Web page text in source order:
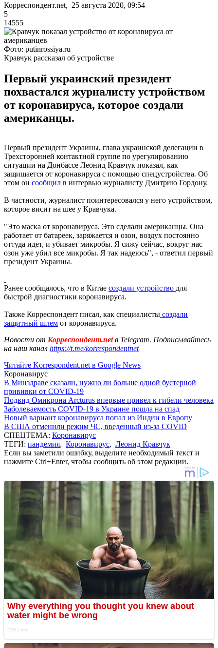
Корреспондент.net, 25 августа 2020, 09:54
5
14555
Фото: putinrossiya.ru
Кравчук рассказал об устройстве
Первый украинский президент
похвастался журналисту устройством
от коронавируса, которое создали
американцы.
Первый президент Украины, глава украинской делегации в
Трехсторонней контактной группе по урегулированию
ситуации на Донбассе Леонид Кравчук показал, как
защищается от коронавируса с помощью спецустройства. Об
этом он сообщил в интервью журналисту Дмитрию Гордону.
В частности, журналист поинтересовался у него устройством,
которое висит на шее у Кравчука.
"Это маска от коронавируса. Это сделали американцы. Она
работает от батареек, заряжается и озон, воздух постоянно
оттуда идет, и убивает микробы. Я сижу сейчас, вокруг нас
озон уже убил все микробы. Я так надеюсь", - ответил первый
президент Украины.
Ранее сообщалось, что в Китае создали устройство для
быстрой диагностики коронавируса.
Также Корреспондент писал, как специалисты создали
защитный шлем от коронавируса.
Новости от Корреспондент.netв Telegram. Подписывайтесь
на наш канал https://t.me/korrespondentnet
Читайте Korrespondent.net в Google News
Коронавирус
В Минздраве сказали, нужно ли больше одной бустерной
прививки от COVID-19
Подвид Омикрона Arcturus впервые привел к гибели человека
Заболеваемость COVID-19 в Украине пошла на спад
Новый вариант коронавируса попал из Индии в Европу
В США отменили режим ЧС, введенный из-за COVID
СПЕЦТЕМА: Коронавирус
ТЕГИ: пандемия, Коронавирус, Леонид Кравчук
Если вы заметили ошибку, выделите необходимый текст и
нажмите Ctrl+Enter, чтобы сообщить об этом редакции.